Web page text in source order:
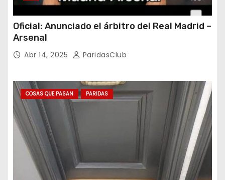
Oficial: Anunciado el árbitro del Real Madrid –
Arsenal
Abr 14, 2025 ParidasClub
COSAS QUE PASAN PARIDAS